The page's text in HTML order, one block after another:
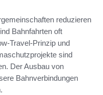
reduzieren
Bahnfahrten oft
Travel-Prinzip und
sind
Der Ausbau von
Bahnverbindungen